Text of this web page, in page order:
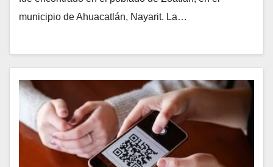
municipio de Ahuacatlán, Nayarit. La…